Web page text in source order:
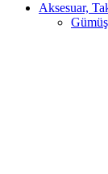
Aksesuar,